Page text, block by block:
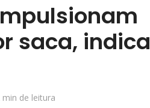
saca, indica
min de leitura